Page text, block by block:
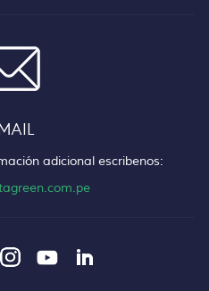
adicional escribenos: